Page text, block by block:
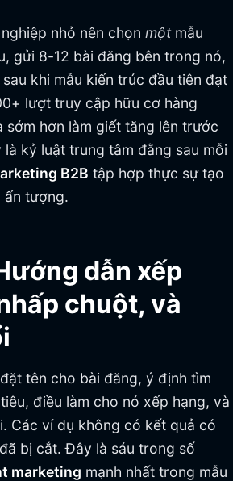
nhỏ nên chọn mộtmẫu
gửi 8-12 bài đăng bên trong nó,
khi mẫu kiến trúc đầu tiên đạt
lượt truy cập hữu cơ hàng
sớm hơn làm giết tăng lên trước
kỷ luật trung tâm đằng sau mỗi
B2B tập hợp thực sự tạo
ấn tượng.
dẫn xếp
chuột, và
tên cho bài đăng, ý định tìm
điều làm cho nó xếp hạng, và
Các ví dụ không có kết quả có
bị cắt. Đây là sáu trong số
marketing mạnh nhất trong mẫu